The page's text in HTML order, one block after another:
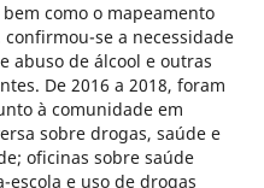
como o mapeamento
se a necessidade
abuso de álcool e outras
De 2016 a 2018, foram
à comunidade em
sobre drogas, saúde e
oficinas sobre saúde
escola e uso de drogas